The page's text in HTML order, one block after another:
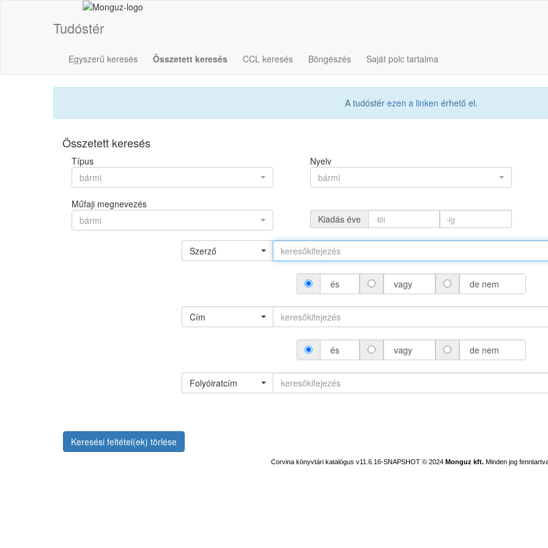
Tudóstér
Egyszerű keresés Összetett keresés CCL keresés Böngészés Saját polc tartalma
A tudóstér ezen a linken érhető el.
Összetett keresés
Típus
bármi
Nyelv
bármi
Műfaji megnevezés
bármi
Kiadás éve
Szerző
és vagy de nem
Cím
és vagy de nem
Folyóiratcím
Keresési feltétel(ek) törlése
Corvina könyvtári katalógus v11.6.16-SNAPSHOT © 2024 Monguz kft. Minden jog